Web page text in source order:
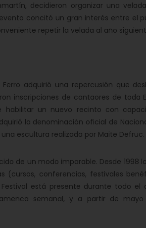
decidieron organizar una
concitó un gran interés entre el
repetir la velada al año
adquirió una repercusión que
inscripciones de cantaores de toda
un nuevo recinto con
la denominación oficial de
escultura realizada por Maite Defruc.
de un modo imparable. Desde 1998
(cursos, conferencias, festivales
está presente durante todo el
semanal, y a partir de mayo